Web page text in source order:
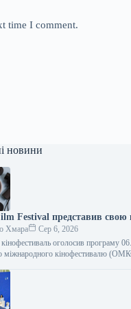
time I comment.
новини
Festival представив свою
Хмара
Сер 6, 2026
оголосив програму
міжнародного кінофестивалю